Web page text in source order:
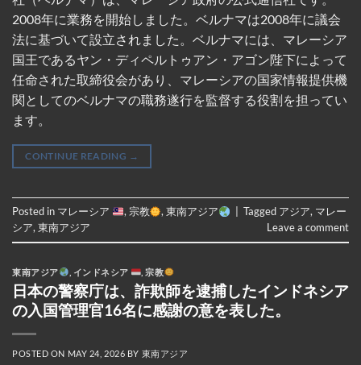
2008年に業務を開始しました。ベルナマは2008年に議会
法に基づいて設立されました。ベルナマには、マレーシア
国王であるヤン・ディペルトゥアン・アゴン陛下によって
任命された取締役会があり、マレーシアの国家情報提供機
関としてのベルナマの職務遂行を監督する役割を担ってい
ます。
CONTINUE READING →
Posted in マレーシア ,宗教 ,東南アジア Tagged アジア, マレー
シア,東南アジア Leave a comment
東南アジア インドネシア ,宗教
日本の警察庁は、詐欺師を逮捕したインドネシア
の入国管理官16名に感謝の意を表した。
POSTED ON MAY 24, 2026 BY 東南アジア